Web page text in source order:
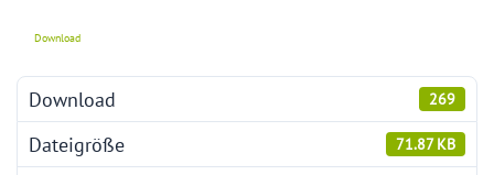
SHOP
UNTERNEHMEN
Download
Download 269
Dateigröße 71.87 KB